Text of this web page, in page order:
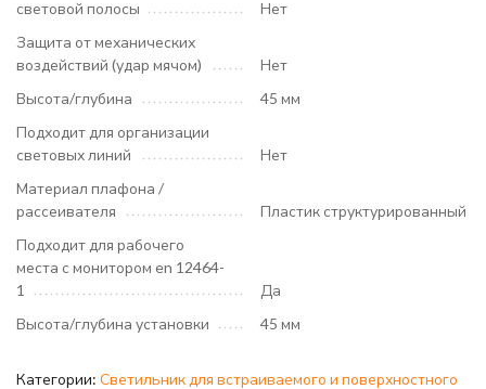
световой полосы
Нет
Защита от механических
воздействий (удар мячом)
Нет
Высота/глубина
45 мм
Подходит для организации
световых линий
Нет
Материал плафона /
рассеивателя
Пластик структурированный
Подходит для рабочего
места с монитором en 12464-
1
Да
Высота/глубина установки
45 мм
Категории: Светильник для встраиваемого и поверхностного